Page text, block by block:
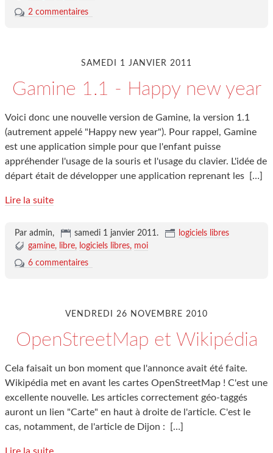
2 commentaires
SAMEDI 1 JANVIER 2011
Gamine 1.1 - Happy new year
Voici donc une nouvelle version de Gamine, la version 1.1
(autrement appelé "Happy new year"). Pour rappel, Gamine
est une application simple pour que l'enfant puisse
appréhender l'usage de la souris et l'usage du clavier. L'idée de
départ était de développer une application reprenant les
[…]
Lire la suite
Par admin, samedi 1 janvier 2011.
logiciels libres
gamine
libre logiciels libres moi
6 commentaires
VENDREDI 26 NOVEMBRE 2010
OpenStreetMap et Wikipédia
Cela faisait un bon moment que l'annonce avait été faite.
Wikipédia met en avant les cartes OpenStreetMap ! C'est une
excellente nouvelle. Les articles correctement géo-taggés
auront un lien "Carte" en haut à droite de l'article. C'est le
cas, notamment, de l'article de Dijon :
[…]